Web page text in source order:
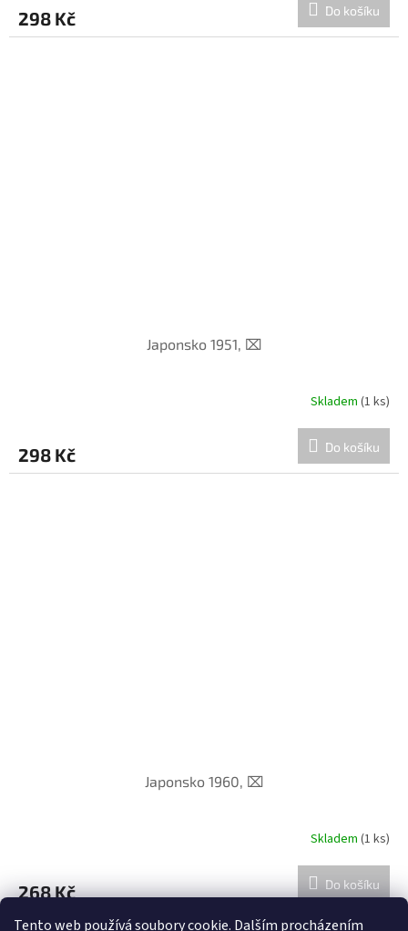
Tento web používá soubory cookie. Dalším procházením
298 Kč Do košíku
Japonsko 1951, ⌧︎
Skladem (1 ks)
298 Kč Do košíku
Japonsko 1960, ⌧︎
Skladem (1 ks)
268 Kč Do košíku